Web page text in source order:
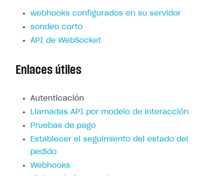
webhooks configurados en su servidor
sondeo corto
API de WebSocket
Enlaces útiles
Autenticación
Llamadas API por modelo de interacción
Pruebas de pago
Establecer el seguimiento del estado del
pedido
Webhooks